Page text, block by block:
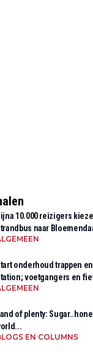
10.000 reizigers
naar
onderhoud trappen
voetgangers en
of plenty:
EN COLUMNS